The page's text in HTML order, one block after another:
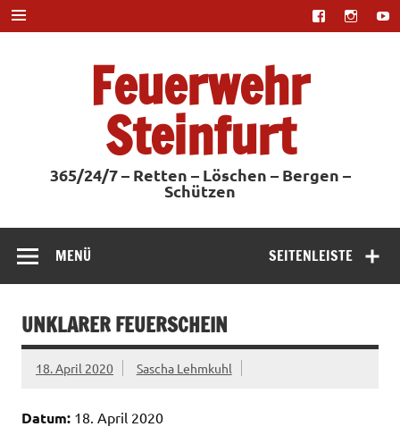
Zum
Inhalt
springen
Feuerwehr
Steinfurt
365/24/7 – Retten – Löschen – Bergen –
Schützen
SEITENLEISTE
MENÜ
UNKLARER FEUERSCHEIN
18. April 2020 Sascha Lehmkuhl
Datum: 18. April 2020